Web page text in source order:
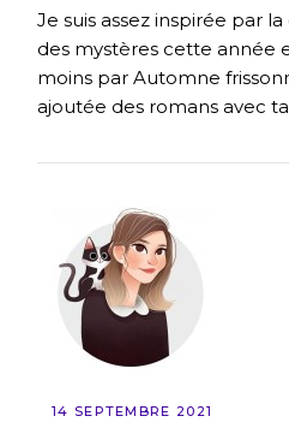
Je suis assez inspirée par
des mystères cette année
moins par Automne
ajoutée des romans avec
14 SEPTEMBRE 2021